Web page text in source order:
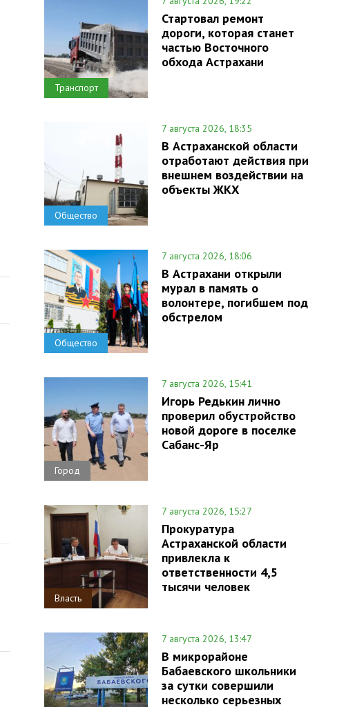
Транспорт
Стартовал ремонт
дороги, которая станет
частью Восточного
обхода Астрахани
Общество
7 августа 2026, 18:35
В Астраханской области
отработают действия при
внешнем воздействии на
объекты ЖКХ
Общество
7 августа 2026, 18:06
В Астрахани открыли
мурал в память о
волонтере, погибшем под
обстрелом
Город
7 августа 2026, 15:41
Игорь Редькин лично
проверил обустройство
новой дороге в поселке
Сабанс-Яр
Власть
7 августа 2026, 15:27
Прокуратура
Астраханской области
привлекла к
ответственности 4,5
тысячи человек
7 августа 2026, 13:47
В микрорайоне
Бабаевского школьники
за сутки совершили
несколько серьезных